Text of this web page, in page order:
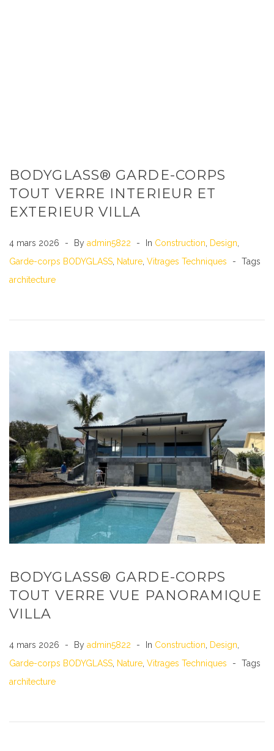
BODYGLASS® GARDE-CORPS
TOUT VERRE INTERIEUR ET
EXTERIEUR VILLA
4 mars 2026 By admin5822 In Construction Design
Garde-corps BODYGLASS Nature Vitrages Techniques
Tags
architecture
BODYGLASS® GARDE-CORPS
TOUT VERRE VUE PANORAMIQUE
VILLA
4 mars 2026 By admin5822 In Construction Design
Garde-corps BODYGLASS Nature Vitrages Techniques
Tags
architecture